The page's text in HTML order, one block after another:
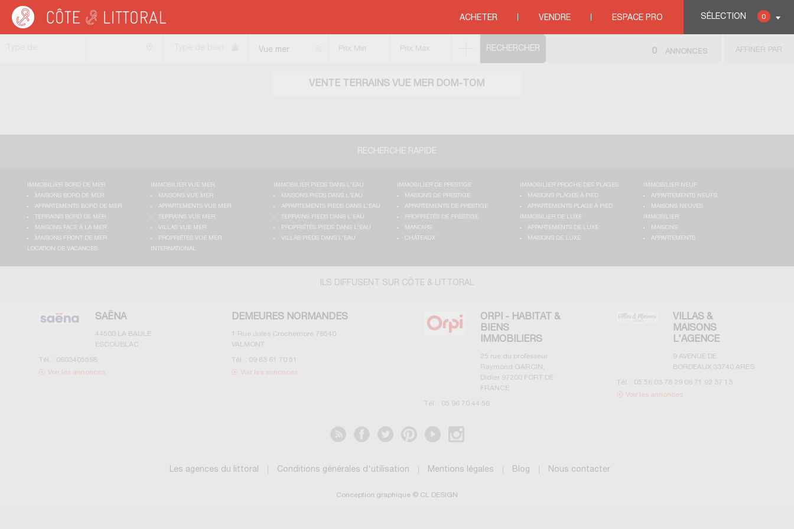
SÉLECTION 0
ACHETER VENDRE ESPACE PRO
Côte & Littoral > immobilier vue mer>Terrains vue mer
VENTE TERRAINS VUE MER DOM-TOM
Vue mer AFFINER PAR
0 ANNONCES
RECHERCHE RAPIDE
IMMOBILIER BORD DE MER
MAISONS BORD DE MER
APPARTEMENTS BORD DE MER
TERRAINS BORD DE MER
MAISONS FACE À LA MER
MAISONS FRONT DE MER
IMMOBILIER VUE MER
MAISONS VUE MER
APPARTEMENTS VUE MER
TERRAINS VUE MER
VILLAS VUE MER
PROPRIÉTÉS VUE MER
IMMOBILIER PIEDS DANS L'EAU
MAISONS PIEDS DANS L'EAU
APPARTEMENTS PIEDS DANS L'EAU
TERRAINS PIEDS DANS L'EAU
PROPRIÉTÉS PIEDS DANS L'EAU
VILLAS PIEDS DANS L'EAU
IMMOBILIER DE PRESTIGE
MAISONS DE PRESTIGE
APPARTEMENTS DE PRESTIGE
PROPRIÉTÉS DE PRESTIGE
MANOIRS
CHÂTEAUX
IMMOBILIER PROCHE DES PLAGES
MAISONS PLAGES À PIED
APPARTEMENTS PLAGE À PIED
IMMOBILIER NEUF
APPARTEMENTS NEUFS
MAISONS NEUVES
IMMOBILIER DE LUXE
APPARTEMENTS DE LUXE
MAISONS DE LUXE
IMMOBILIER
MAISONS
APPARTEMENTS
LOCATION DE VACANCES
INTERNATIONAL
ILS DIFFUSENT SUR CÔTE & LITTORAL
SAËNA
44500 LA BAULE
ESCOUBLAC
Tél. : 0603405598
Voir les annonces
DEMEURES NORMANDES
1 Rue Jules Crochemore 76540
VALMONT
Tél. : 09 83 61 70 51
Voir les annonces
ORPI - HABITAT &
BIENS
IMMOBILIERS
25 rue du professeur
Raymond GARCIN,
Didier 97200 FORT DE
FRANCE
Tél. : 05 96 70 44 56
VILLAS &
MAISONS
L'AGENCE
9 AVENUE DE
BORDEAUX 33740 ARES
Tél. : 05 56 03 78 29 06 71 92 37 13
Voir les annonces
Les agences du littoral Conditions générales d'utilisation Mentions légales Blog Nous contacter
Conception graphique © CL DESIGN